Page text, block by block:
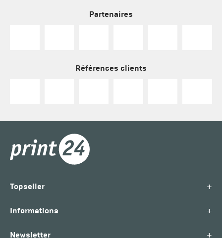
Partenaires
Références clients
Topseller +
Informations +
Newsletter +